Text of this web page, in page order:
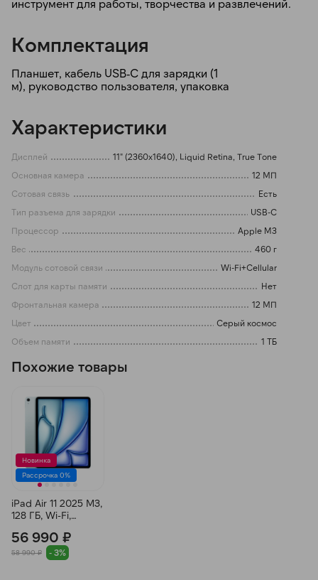
инструмент для работы, творчества и развлечений.
Комплектация
Планшет, кабель USB‑C для зарядки (1
м), руководство пользователя, упаковка
Характеристики
Дисплей
11" (2360x1640), Liquid Retina, True Tone
Основная камера
12 МП
Сотовая связь
Есть
Тип разъема для зарядки
USB-C
Процессор
Apple M3
Вес
460 г
Модуль сотовой связи
Wi-Fi+Cellular
Слот для карты памяти
Нет
Фронтальная камера
12 МП
Цвет
Серый космос
Объем памяти
1 ТБ
Похожие товары
Новинка
Рассрочка 0%
iPad Air 11 2025 M3,
128 ГБ, Wi-Fi,
56 990 ₽
58 990 ₽ - 3%